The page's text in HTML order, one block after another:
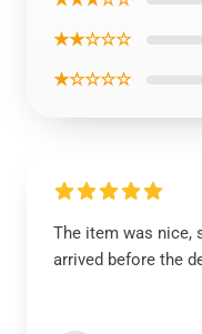
★★☆☆☆
★☆☆☆☆
The item was nice,
arrived before the